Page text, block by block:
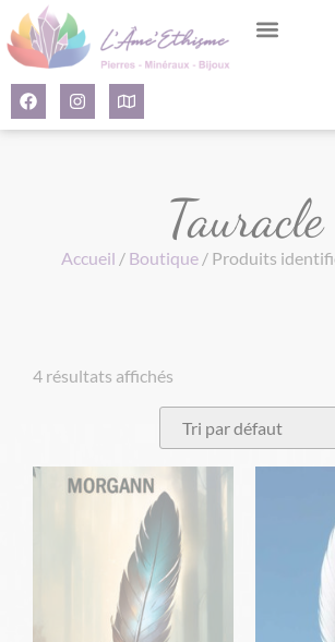
Tauracle
Accueil / Boutique / Produits
4 résultats affichés
Panneau de gestion des cookies